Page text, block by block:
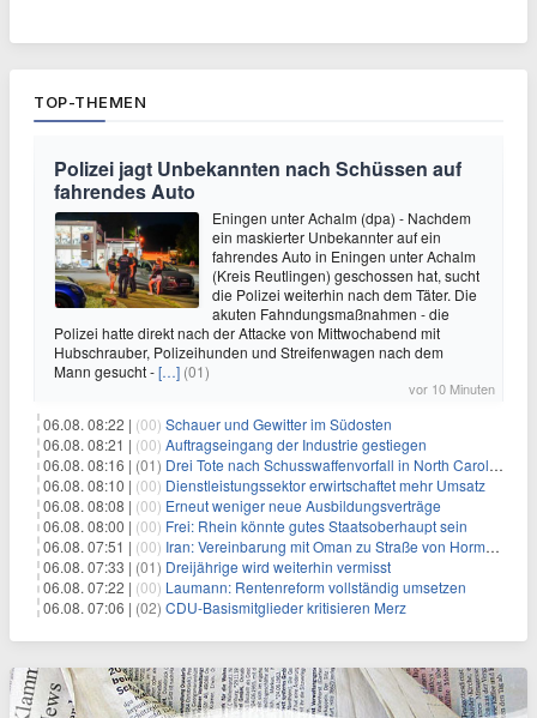
TOP-THEMEN
Polizei jagt Unbekannten nach Schüssen auf
fahrendes Auto
Eningen unter Achalm (dpa) - Nachdem
ein maskierter Unbekannter auf ein
fahrendes Auto in Eningen unter Achalm
(Kreis Reutlingen) geschossen hat, sucht
die Polizei weiterhin nach dem Täter. Die
akuten Fahndungsmaßnahmen - die
Polizei hatte direkt nach der Attacke von Mittwochabend mit
Hubschrauber, Polizeihunden und Streifenwagen nach dem
Mann gesucht -[…] (01)
vor 10 Minuten
06.08. 08:22 | (00) Schauer und Gewitter im Südosten
06.08. 08:21 | (00) Auftragseingang der Industrie gestiegen
06.08. 08:16 | (01) Drei Tote nach Schusswaffenvorfall in North Carolina
06.08. 08:10 | (00) Dienstleistungssektor erwirtschaftet mehr Umsatz
06.08. 08:08 | (00) Erneut weniger neue Ausbildungsverträge
06.08. 08:00 | (00) Frei: Rhein könnte gutes Staatsoberhaupt sein
06.08. 07:51 | (00) Iran: Vereinbarung mit Oman zu Straße von Hormus fast fertig
06.08. 07:33 | (01) Dreijährige wird weiterhin vermisst
06.08. 07:22 | (00) Laumann: Rentenreform vollständig umsetzen
06.08. 07:06 | (02) CDU-Basismitglieder kritisieren Merz